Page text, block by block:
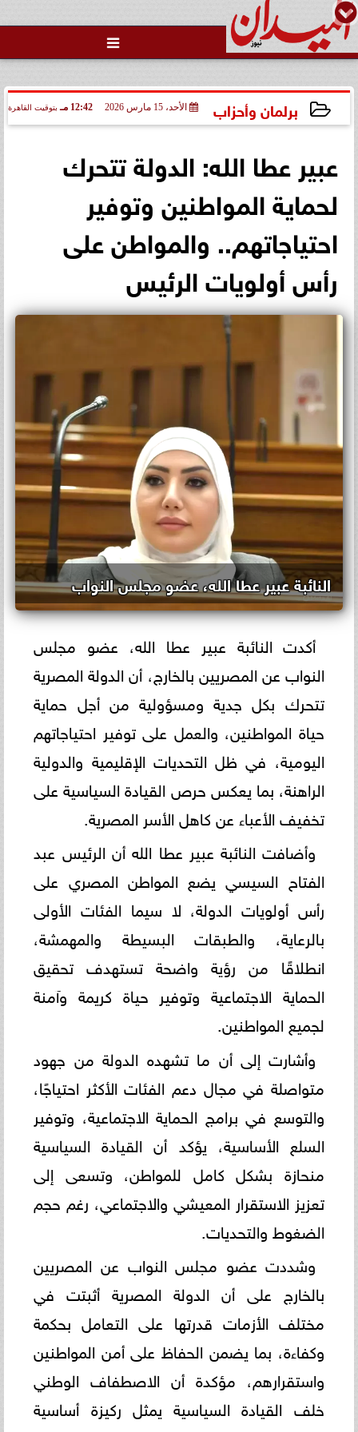

برلمان وأحزاب الأحد، 15 مارس 2026 12:42 مـ بتوقيت القاهرة
عبير عطا الله: الدولة تتحرك
لحماية المواطنين وتوفير
احتياجاتهم.. والمواطن على
رأس أولويات الرئيس
النائبة عبير عطا الله، عضو مجلس النواب
أكدت النائبة عبير عطا الله، عضو مجلس
النواب عن المصريين بالخارج، أن الدولة المصرية
تتحرك بكل جدية ومسؤولية من أجل حماية
حياة المواطنين، والعمل على توفير احتياجاتهم
اليومية، في ظل التحديات الإقليمية والدولية
الراهنة، بما يعكس حرص القيادة السياسية على
تخفيف الأعباء عن كاهل الأسر المصرية.
وأضافت النائبة عبير عطا الله أن الرئيس عبد
الفتاح السيسي يضع المواطن المصري على
رأس أولويات الدولة، لا سيما الفئات الأولى
بالرعاية، والطبقات البسيطة والمهمشة،
انطلاقًا من رؤية واضحة تستهدف تحقيق
الحماية الاجتماعية وتوفير حياة كريمة وآمنة
لجميع المواطنين.
وأشارت إلى أن ما تشهده الدولة من جهود
متواصلة في مجال دعم الفئات الأكثر احتياجًا،
والتوسع في برامج الحماية الاجتماعية، وتوفير
السلع الأساسية، يؤكد أن القيادة السياسية
منحازة بشكل كامل للمواطن، وتسعى إلى
تعزيز الاستقرار المعيشي والاجتماعي، رغم حجم
الضغوط والتحديات.
وشددت عضو مجلس النواب عن المصريين
بالخارج على أن الدولة المصرية أثبتت في
مختلف الأزمات قدرتها على التعامل بحكمة
وكفاءة، بما يضمن الحفاظ على أمن المواطنين
واستقرارهم، مؤكدة أن الاصطفاف الوطني
خلف القيادة السياسية يمثل ركيزة أساسية